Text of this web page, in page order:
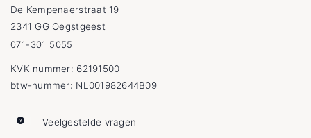
De Kempenaerstraat 19
2341 GG Oegstgeest
071-301 5055
KVK nummer: 62191500
btw-nummer: NL001982644B09
Veelgestelde vragen